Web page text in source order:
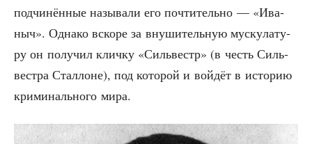
под­чи­нён­ные назы­ва­ли его почти­тель­но — «Ива­
ныч». Одна­ко вско­ре за вну­ши­тель­ную муску­ла­ту­
ру он полу­чил клич­ку «Силь­вестр» (в честь Силь­
ве­ст­ра Стал­лоне), под кото­рой и вой­дёт в исто­рию
кри­ми­наль­но­го мира.